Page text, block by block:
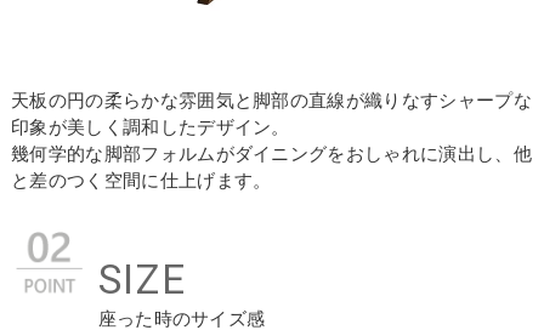
天板の円の柔らかな雰囲気と脚部の直線が織りなすシャープな
印象が美しく調和したデザイン。
幾何学的な脚部フォルムがダイニングをおしゃれに演出し、他
と差のつく空間に仕上げます。
SIZE
座った時のサイズ感